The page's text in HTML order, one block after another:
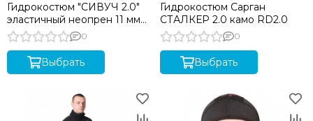
Гидрокостюм "СИВУЧ 2.0"
эластичный неопрен 11 мм
SARGAN
0
Выбрать
Гидрокостюм Сарган
СТАЛКЕР 2.0 камо RD2.0
0
Выбрать